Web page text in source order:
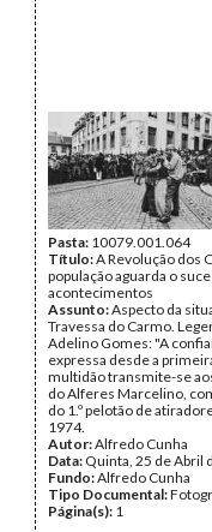
Pasta: 10079.001.064
Título:A Revolução dos
população aguarda o
acontecimentos
Assunto:Aspecto da
Travessa do Carmo.
Adelino Gomes: "A
expressa desde a
multidão transmite-se
do Alferes Marcelino,
do 1.º pelotão de
1974.
Autor:Alfredo Cunha
Data: Quinta, 25 de Abril
Fundo:Alfredo Cunha
Tipo Documental:
Página(s): 1